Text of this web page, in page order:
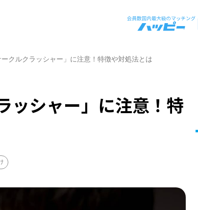
クルクラッシャー」に注意！特徴や対処法とは
ッシャー」に注意！特